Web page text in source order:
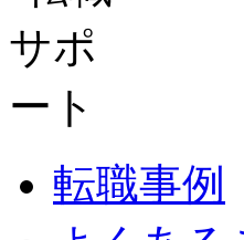
転職事例